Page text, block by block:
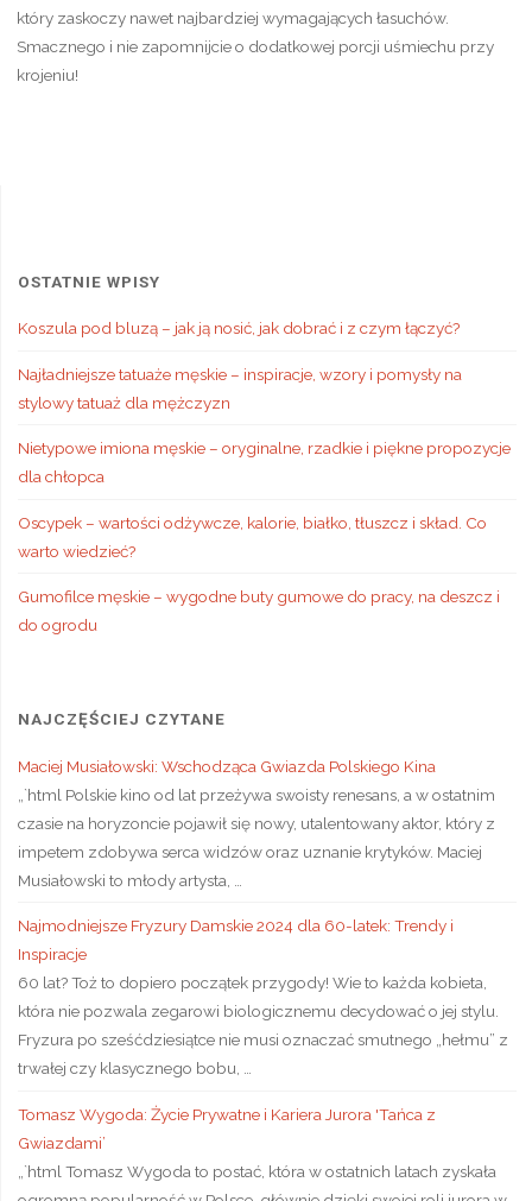
który zaskoczy nawet najbardziej wymagających łasuchów.
Smacznego i nie zapomnijcie o dodatkowej porcji uśmiechu przy
krojeniu!
OSTATNIE WPISY
Koszula pod bluzą – jak ją nosić, jak dobrać i z czym łączyć?
Najładniejsze tatuaże męskie – inspiracje, wzory i pomysły na
stylowy tatuaż dla mężczyzn
Nietypowe imiona męskie – oryginalne, rzadkie i piękne propozycje
dla chłopca
Oscypek – wartości odżywcze, kalorie, białko, tłuszcz i skład. Co
warto wiedzieć?
Gumofilce męskie – wygodne buty gumowe do pracy, na deszcz i
do ogrodu
NAJCZĘŚCIEJ CZYTANE
Maciej Musiałowski: Wschodząca Gwiazda Polskiego Kina
„`html Polskie kino od lat przeżywa swoisty renesans, a w ostatnim
czasie na horyzoncie pojawił się nowy, utalentowany aktor, który z
impetem zdobywa serca widzów oraz uznanie krytyków. Maciej
Musiałowski to młody artysta, …
Najmodniejsze Fryzury Damskie 2024 dla 60-latek: Trendy i
Inspiracje
60 lat? Toż to dopiero początek przygody! Wie to każda kobieta,
która nie pozwala zegarowi biologicznemu decydować o jej stylu.
Fryzura po sześćdziesiątce nie musi oznaczać smutnego „hełmu” z
trwałej czy klasycznego bobu, …
Tomasz Wygoda: Życie Prywatne i Kariera Jurora 'Tańca z
Gwiazdami’
„`html Tomasz Wygoda to postać, która w ostatnich latach zyskała